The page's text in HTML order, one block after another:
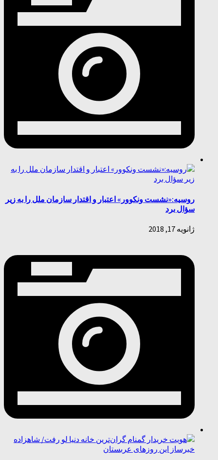
روسیه:«نشست ونکوور» اعتبار و اقتدار سازمان ملل را به زیر
سؤال برد
ژانویه 17, 2018